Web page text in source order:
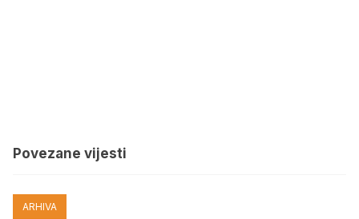
Povezane vijesti
ARHIVA